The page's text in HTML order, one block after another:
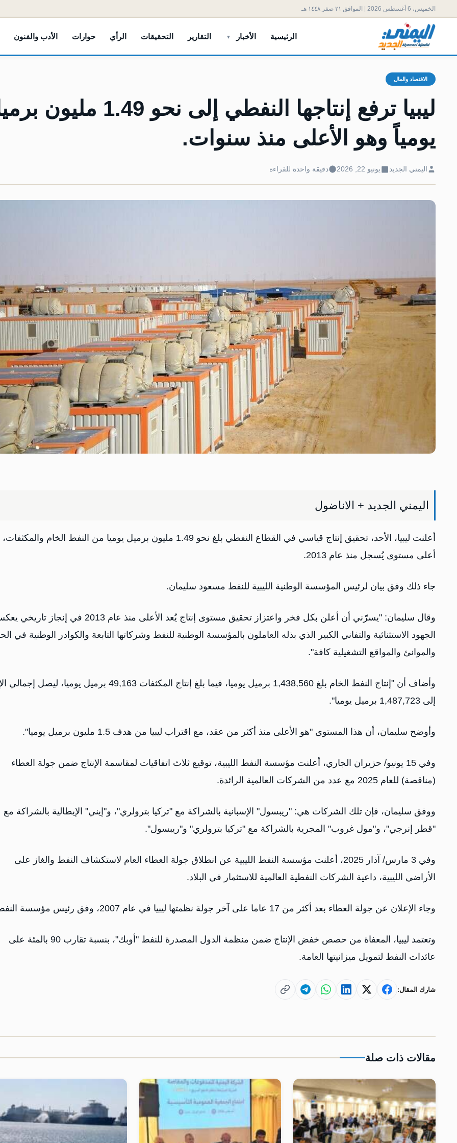
الخميس، 6 أغسطس 2026 | الموافق ٢١ صفر ١٤٤٨ هـ
الرئيسية الأخبار التقارير التحقيقات الرأي حوارات الأدب والفنون
الاقتصاد والمال
ليبيا ترفع إنتاجها النفطي إلى نحو 1.49
يومياً وهو الأعلى منذ سنوات.
اليمني الجديد يونيو 22, 2026 دقيقة واحدة للقراءة
اليمني الجديد + الاناضول
أعلنت ليبيا، الأحد، تحقيق إنتاج قياسي في القطاع النفطي بلغ نحو 1.49 مليون برميل يوميا من النفط الخام
أعلى مستوى يُسجل منذ عام 2013.
جاء ذلك وفق بيان لرئيس المؤسسة الوطنية الليبية للنفط مسعود سليمان.
وقال سليمان: "يسرّني أن أعلن بكل فخر واعتزاز تحقيق مستوى إنتاج يُعد الأعلى منذ عام 2013 في إنجاز
الجهود الاستثنائية والتفاني الكبير الذي بذله العاملون بالمؤسسة الوطنية للنفط وشركاتها التابعة والكوادر الوطنية في
والموانئ والمواقع التشغيلية كافة".
وأضاف أن "إنتاج النفط الخام بلغ 1,438,560 برميل يوميا، فيما بلغ إنتاج المكثفات 49,163 برميل يوميا،
إلى 1,487,723 برميل يوميا".
وأوضح سليمان، أن هذا المستوى "هو الأعلى منذ أكثر من عقد، مع اقتراب ليبيا من هدف 1.5 مليون برميل يوميا".
وفي 15 يونيو/ حزيران الجاري، أعلنت مؤسسة النفط الليبية، توقيع ثلاث اتفاقيات لمقاسمة الإنتاج ضمن جولة العطاء
(مناقصة) للعام 2025 مع عدد من الشركات العالمية الرائدة.
ووفق سليمان، فإن تلك الشركات هي: "ريبسول" الإسبانية بالشراكة مع "تركيا بترولري"، و"إيني" الإيطالية بالشراكة مع
"قطر إنرجي"، و"مول غروب" المجرية بالشراكة مع "تركيا بترولري" و"ريبسول".
وفي 3 مارس/ آذار 2025، أعلنت مؤسسة النفط الليبية عن انطلاق جولة العطاء العام لاستكشاف النفط والغاز على
الأراضي الليبية، داعية الشركات النفطية العالمية للاستثمار في البلاد.
وجاء الإعلان عن جولة العطاء بعد أكثر من 17 عاما على آخر جولة نظمتها ليبيا في عام 2007، وفق رئيس مؤسسة النفط.
وتعتمد ليبيا، المعفاة من حصص خفض الإنتاج ضمن منظمة الدول المصدرة للنفط "أوبك"، بنسبة تقارب 90 بالمئة على
عائدات النفط لتمويل ميزانيتها العامة.
شارك المقال:
مقالات ذات صلة